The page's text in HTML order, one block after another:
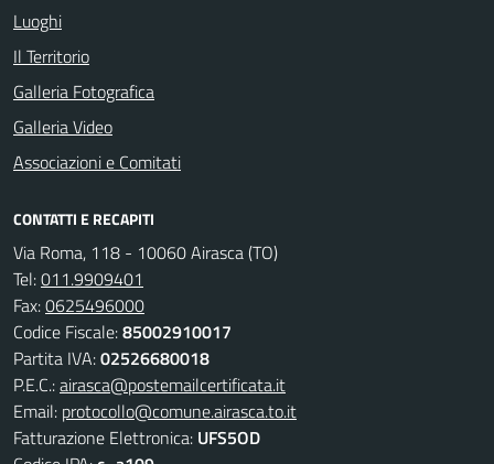
Luoghi
Il Territorio
Galleria Fotografica
Galleria Video
Associazioni e Comitati
CONTATTI E RECAPITI
Via Roma, 118 - 10060 Airasca (TO)
Tel:011.9909401
Fax:0625496000
Codice Fiscale:85002910017
Partita IVA:02526680018
P.E.C.:airasca@postemailcertificata.it
Email: protocollo@comune.airasca.to.it
Fatturazione Elettronica: UFS5OD